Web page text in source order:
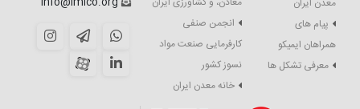
پیام های
همراهان ایمیکو
معرفی تشکل ها
انجمن صنفی
کارفرمایی صنعت مواد
نسوز کشور
خانه معدن ایران